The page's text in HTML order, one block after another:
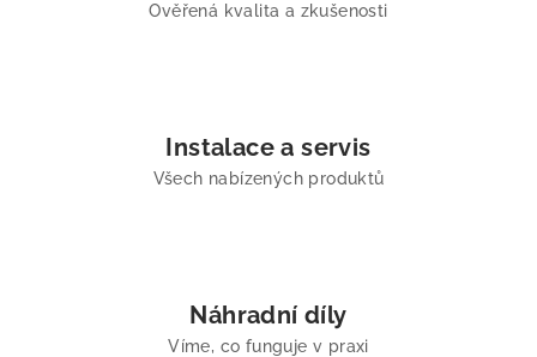
Ověřená kvalita a zkušenosti
Instalace a servis
Všech nabízených produktů
Náhradní díly
Víme, co funguje v praxi